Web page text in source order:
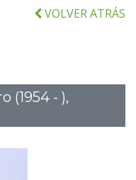
VOLVER ATRÁS
(1954 - ),